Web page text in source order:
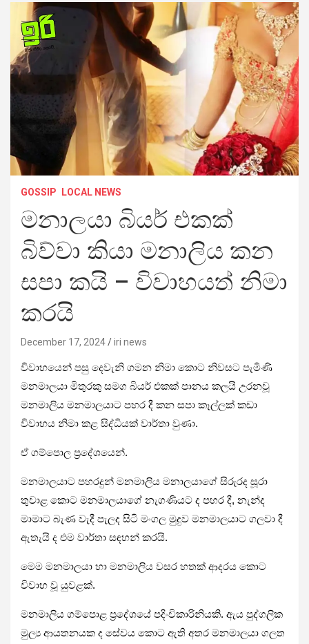
GOSSIP LOCAL NEWS
මනාලයා බියර් එකක්
බිව්වා කියා මනාලිය කන
සපා කයි – විවාහයත් නිමා
කරයි
December 17, 2024 iri news
විවාහයෙන් පසු දෙවැනි ගමන නිමා කොට නිවසට පැමිණි
මනමාලයා මිතුරකු සමග බියර් එකක් පානය කලයි උරනවූ
මනමාලිය මනමාලයාට පහර දී කන සපා කෑල්ලක් කඩා
විවාහය නිමා කළ සිද්ධියක් වාර්තා වුණා.
ඒ ගම්පොල ප්‍රදේශයෙන්.
මනමාලයාට පහරදුන් මනමාලිය මනාලයාගේ සිරුරද සූරා
තුවාළ කොට මනමාලයාගේ නැගණියට ද පහර දී, නැන්ද
මාමාට බැණ වැදී පැලද සිටි මංගල මුදුව මනමාලයාට ගලවා දී
ඇතැයි ද එම වාර්තා සඳහන් කරයි.
මෙම මනමාලයා හා මනමාලිය වසර හතක් ආදරය කොට
විවාහ වූ යුවළක්.
මනමාලිය ගම්පොළ ප්‍රදේශයේ පදිංචිකාරිනියකි. ඇය පුද්ගලික
මුල්‍ය ආයතනයක ද සේවය කොට ඇති අතර මනමාලයා ගලත